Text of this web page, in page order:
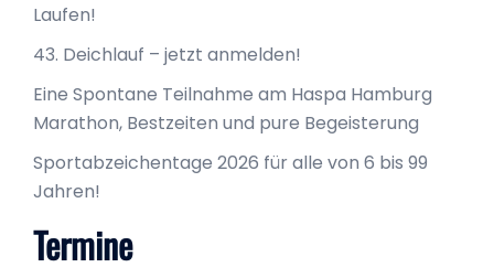
Laufen!
43. Deichlauf – jetzt anmelden!
Eine Spontane Teilnahme am Haspa Hamburg
Marathon, Bestzeiten und pure Begeisterung
Sportabzeichentage 2026 für alle von 6 bis 99
Jahren!
Termine